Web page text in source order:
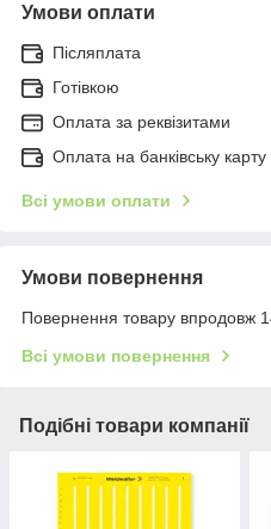
Умови оплати
Післяплата
Готівкою
Оплата за реквізитами
Оплата на банківську карту
Всі умови оплати
Умови повернення
Повернення товару впродовж
Всі умови повернення
Подібні товари компанії